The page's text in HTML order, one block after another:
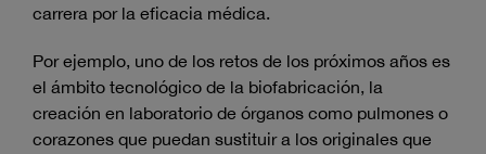
carrera por la eficacia médica.
Por ejemplo, uno de los retos de los próximos años es
el ámbito tecnológico de la biofabricación, la
creación en laboratorio de órganos como pulmones o
corazones que puedan sustituir a los originales que